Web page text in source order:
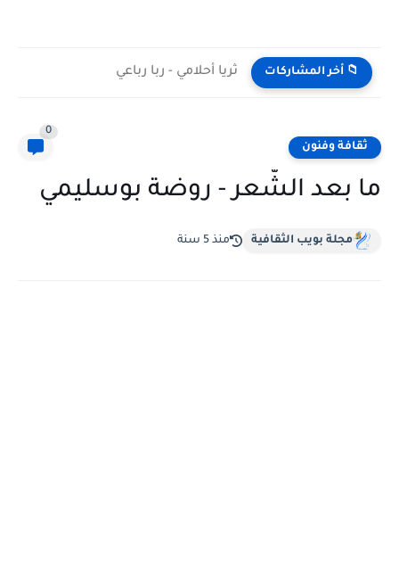
📁 أخر المشاركات ثريا أحلامي - ربا رباعي
ثقافة وفنون
0
ما بعد الشّعر - روضة بوسليمي
مجلة بويب الثقافية منذ 5 سنة